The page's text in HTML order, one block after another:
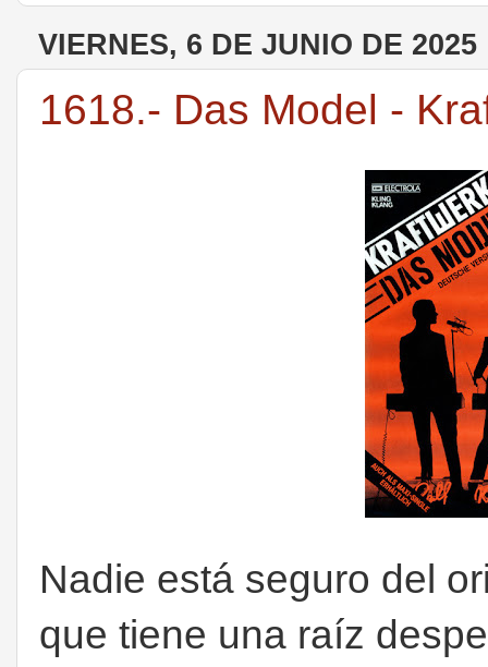
VIERNES, 6 DE JUNIO DE 2025
1618.- Das Model -
Nadie está seguro del
que tiene una raíz